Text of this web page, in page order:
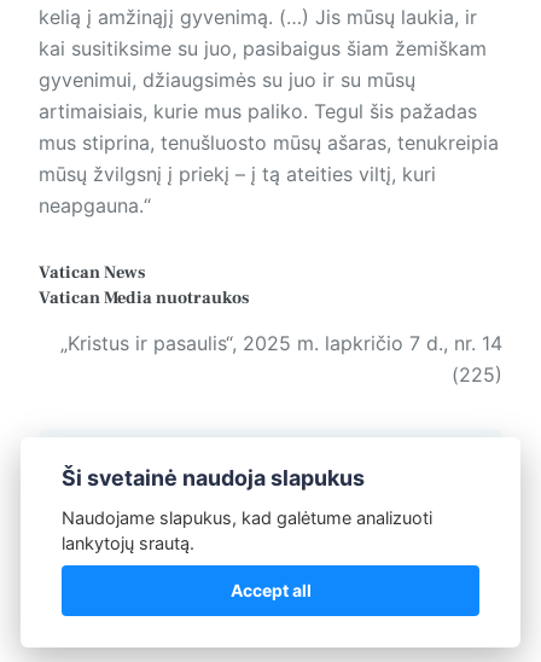
kelią į amžinąjį gyvenimą. (…) Jis mūsų laukia, ir
kai susitiksime su juo, pasibaigus šiam žemiškam
gyvenimui, džiaugsimės su juo ir su mūsų
artimaisiais, kurie mus paliko. Tegul šis pažadas
mus stiprina, tenušluosto mūsų ašaras, tenukreipia
mūsų žvilgsnį į priekį – į tą ateities viltį, kuri
neapgauna.“
Vatican News
Vatican Medianuotraukos
„Kristus ir pasaulis“, 2025 m. lapkričio 7 d., nr. 14
(225)
Žymos: Kristus ir pasaulis
Ši svetainė naudoja slapukus
Naudojame slapukus, kad galėtume analizuoti
lankytojų srautą.
Accept all